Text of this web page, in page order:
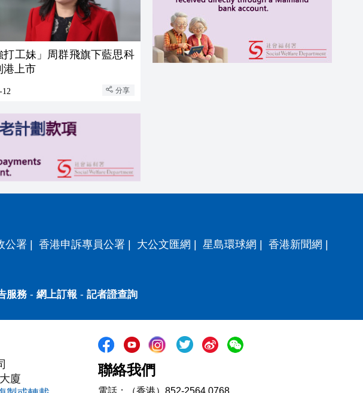
打工妹」周群飛旗下藍思科
港上市
12 分享
公署 香港申訴專員公署 大公文匯網 星島環球網 香港新聞網
服務- 網上訂報 - 記者證查詢
廈
聯絡我們
電話：（香港）852-2564 0768